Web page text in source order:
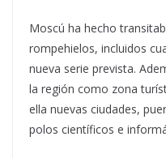
Moscú ha hecho
rompehielos, incluidos
nueva serie prevista.
la región como zona
ella nuevas ciudades,
polos científicos e